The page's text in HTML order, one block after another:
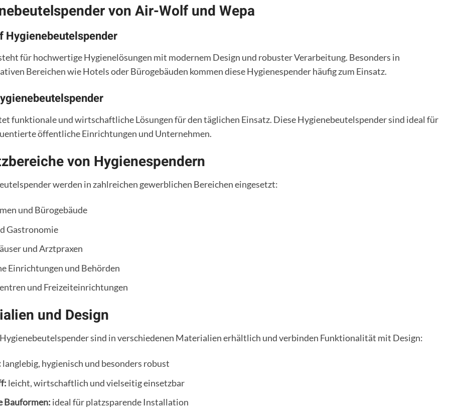
von Air-Wolf und Wepa
Hygienebeutelspender
für hochwertige Hygienelösungen mit modernem Design und robuster Verarbeitung. Besonders in
Bereichen wie Hotels oder Bürogebäuden kommen diese Hygienespender häufig zum Einsatz.
funktionale und wirtschaftliche Lösungen für den täglichen Einsatz. Diese Hygienebeutelspender sind ideal für
öffentliche Einrichtungen und Unternehmen.
von Hygienespendern
werden in zahlreichen gewerblichen Bereichen eingesetzt:
und Bürogebäude
Gastronomie
und Arztpraxen
Einrichtungen und Behörden
und Freizeiteinrichtungen
und Design
sind in verschiedenen Materialien erhältlich und verbinden Funktionalität mit Design:
langlebig, hygienisch und besonders robust
leicht, wirtschaftlich und vielseitig einsetzbar
Bauformen: ideal für platzsparende Installation